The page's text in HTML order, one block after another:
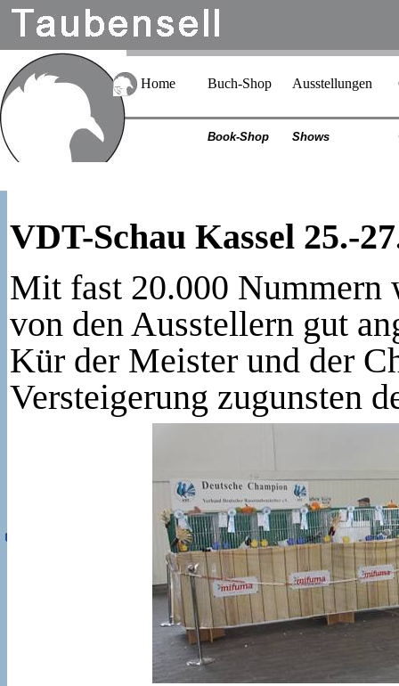
Home Buch-Shop Ausstellungen
Book-Shop Shows
VDT-Schau Kassel 25.-
Mit fast 20.000 Nummern
von den Ausstellern gut
Kür der Meister und der
Versteigerung zugunsten